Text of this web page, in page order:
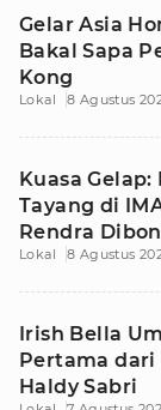
Gelar Asia
Bakal Sapa
Kong
Lokal 8 Agustus
Kuasa
Tayang di
Rendra
Lokal 8 Agustus
Irish Bella
Pertama
Haldy Sabri